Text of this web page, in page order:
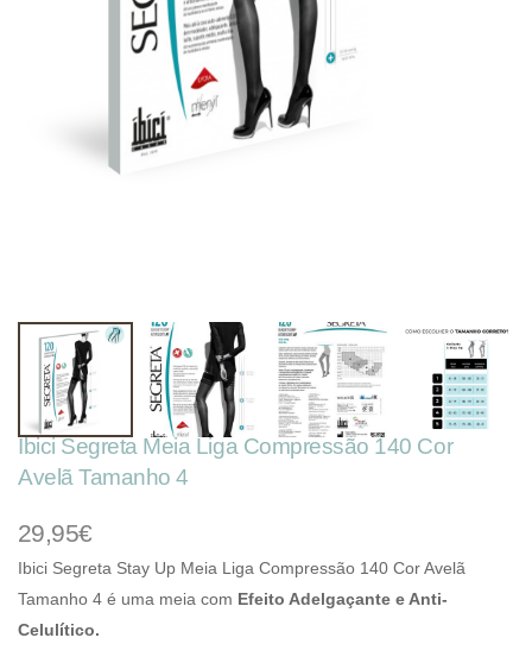
Ibici Segreta Meia Liga Compressão 140 Cor
Avelã Tamanho 4
29,95€
Ibici Segreta Stay Up Meia Liga Compressão 140 Cor Avelã
Tamanho 4 é uma meia com Efeito Adelgaçante e Anti-
Celulítico.